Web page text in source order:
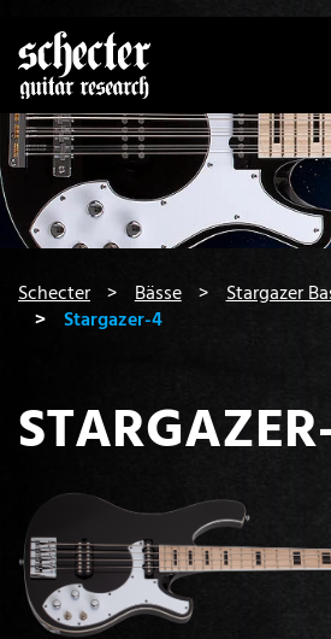
Zeige besser passende
Diese Meldung nicht
Schecter Bässe
Stargazer
Stargazer-4